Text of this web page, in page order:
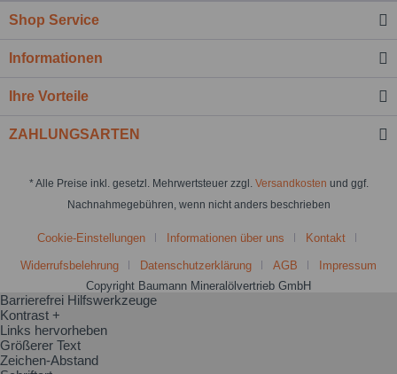
Shop Service
Informationen
Ihre Vorteile
ZAHLUNGSARTEN
* Alle Preise inkl. gesetzl. Mehrwertsteuer zzgl. Versandkosten und ggf.
Nachnahmegebühren, wenn nicht anders beschrieben
Cookie-Einstellungen Informationen über uns Kontakt
Widerrufsbelehrung Datenschutzerklärung AGB
Impressum
Copyright Baumann Mineralölvertrieb GmbH
Barrierefrei Hilfswerkzeuge
Kontrast +
Links hervorheben
Größerer Text
Zeichen-Abstand